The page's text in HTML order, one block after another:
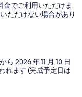
金でご利用いただけま
ただけない場合があり
ら 2026 年 11 月 10 日
れます (完成予定日は